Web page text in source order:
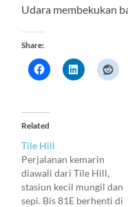
Udara membekukan
Share:
Related
Tile Hill
Perjalanan kemarin
diawali dari Tile Hill,
stasiun kecil mungil dan
sepi. Bis 81E berhenti di